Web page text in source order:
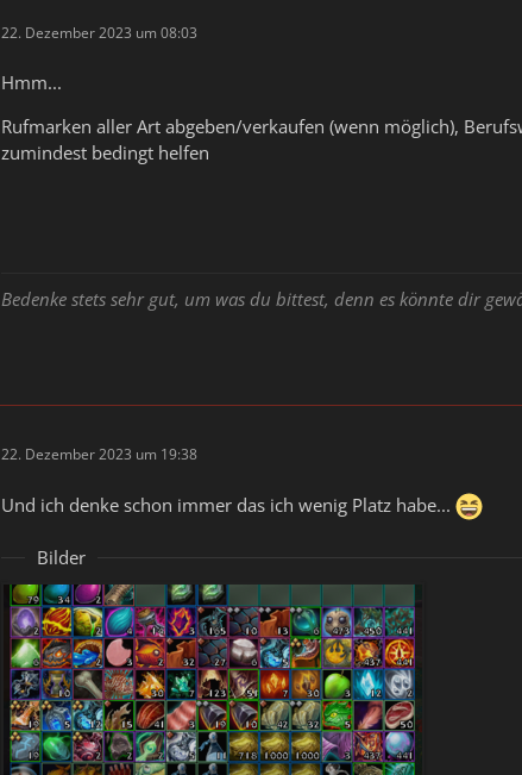
22. Dezember 2023 um 08:03
Hmm...
Rufmarken aller Art abgeben/verkaufen (wenn möglich),
zumindest bedingt helfen
Bedenke stets sehr gut, um was du bittest, denn es könnte dir
22. Dezember 2023 um 19:38
Und ich denke schon immer das ich wenig Platz habe...
Bilder